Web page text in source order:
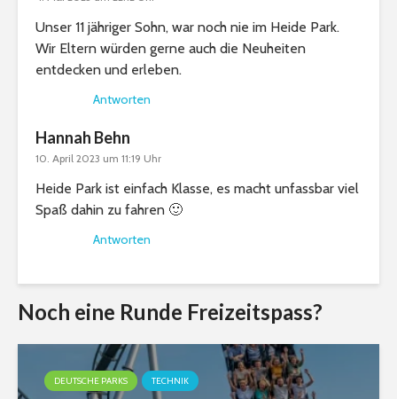
Unser 11 jähriger Sohn, war noch nie im Heide Park.
Wir Eltern würden gerne auch die Neuheiten
entdecken und erleben.
Antworten
Hannah Behn
10. April 2023 um 11:19 Uhr
Heide Park ist einfach Klasse, es macht unfassbar viel
Spaß dahin zu fahren 🙂
Antworten
Noch eine Runde Freizeitspass?
DEUTSCHE PARKS TECHNIK